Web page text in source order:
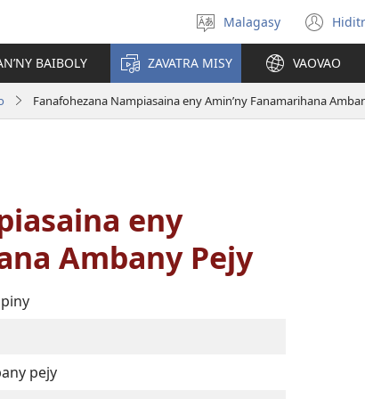
Hifidy
fiteny
Malagasy
BAIBOLY ZAVATRA MISY VAOVAO
Fanafohezana Nampiasaina eny Amin’ny Fanamarihana
eny
Ambany Pejy
pejy